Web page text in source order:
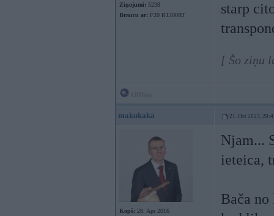
Ziņojumi: 5238
Braucu ar: F20 R1200RT
starp
[ Šo ziņu
makukaka 21. Oct 2023,
Kopš: 28. Apr 2016
Njam...
ieteica,
Bača